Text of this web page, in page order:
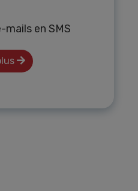
mails en SMS